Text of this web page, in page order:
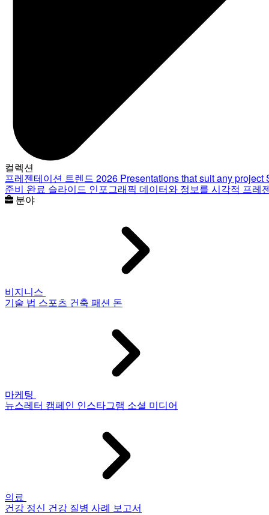
컬렉션
프레젠테이션 트렌드 2026 Presentations that suit any project
준비 완료 슬라이드 인포그래픽 데이터와 정보를 시각적 프레
분야
비지니스
기술 법 스포츠 건축 패션 돈
마케팅
뉴스레터 캠페인 인스타그램 소셜 미디어
의료
건강 정신 건강 질병 사례 보고서